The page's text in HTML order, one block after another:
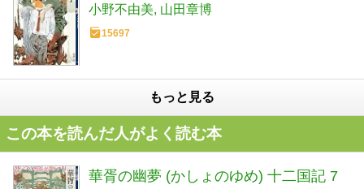
小野不由美 山田章博
15697
もっと見る
この本を読んだ人がよく読む本
華胥の幽夢 (かしょのゆめ) 十二国記 7